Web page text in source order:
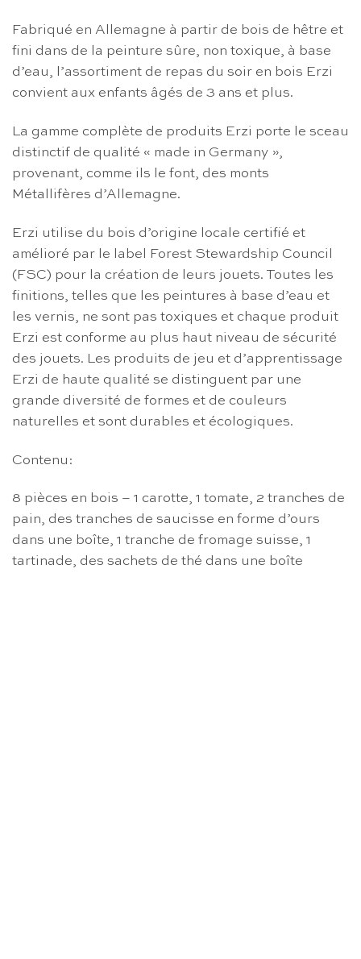
Fabriqué en Allemagne à partir de bois de hêtre et
fini dans de la peinture sûre, non toxique, à base
d’eau, l’assortiment de repas du soir en bois Erzi
convient aux enfants âgés de 3 ans et plus.
La gamme complète de produits Erzi porte le sceau
distinctif de qualité « made in Germany »,
provenant, comme ils le font, des monts
Métallifères d’Allemagne.
Erzi utilise du bois d’origine locale certifié et
amélioré par le label Forest Stewardship Council
(FSC) pour la création de leurs jouets. Toutes les
finitions, telles que les peintures à base d’eau et
les vernis, ne sont pas toxiques et chaque produit
Erzi est conforme au plus haut niveau de sécurité
des jouets. Les produits de jeu et d’apprentissage
Erzi de haute qualité se distinguent par une
grande diversité de formes et de couleurs
naturelles et sont durables et écologiques.
Contenu:
8 pièces en bois – 1 carotte, 1 tomate, 2 tranches de
pain, des tranches de saucisse en forme d’ours
dans une boîte, 1 tranche de fromage suisse, 1
tartinade, des sachets de thé dans une boîte